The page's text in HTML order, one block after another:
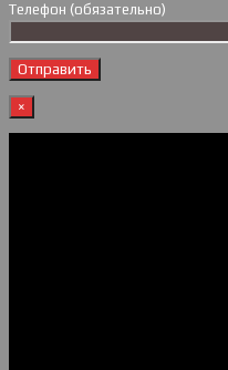
Телефон (обязательно)
×